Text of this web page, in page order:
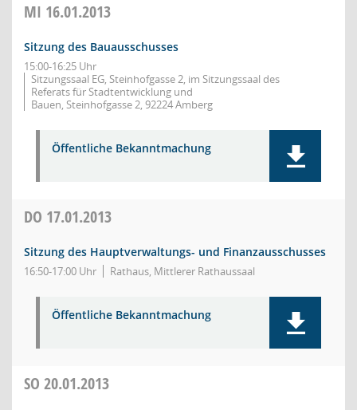
MI 16.01.2013
Sitzung des Bauausschusses
15:00-16:25 Uhr
Sitzungssaal EG, Steinhofgasse 2, im Sitzungssaal des
Referats für Stadtentwicklung und
Bauen, Steinhofgasse 2, 92224 Amberg
Öffentliche Bekanntmachung
DO 17.01.2013
Sitzung des Hauptverwaltungs- und Finanzausschusses
16:50-17:00 Uhr Rathaus, Mittlerer Rathaussaal
Öffentliche Bekanntmachung
SO 20.01.2013